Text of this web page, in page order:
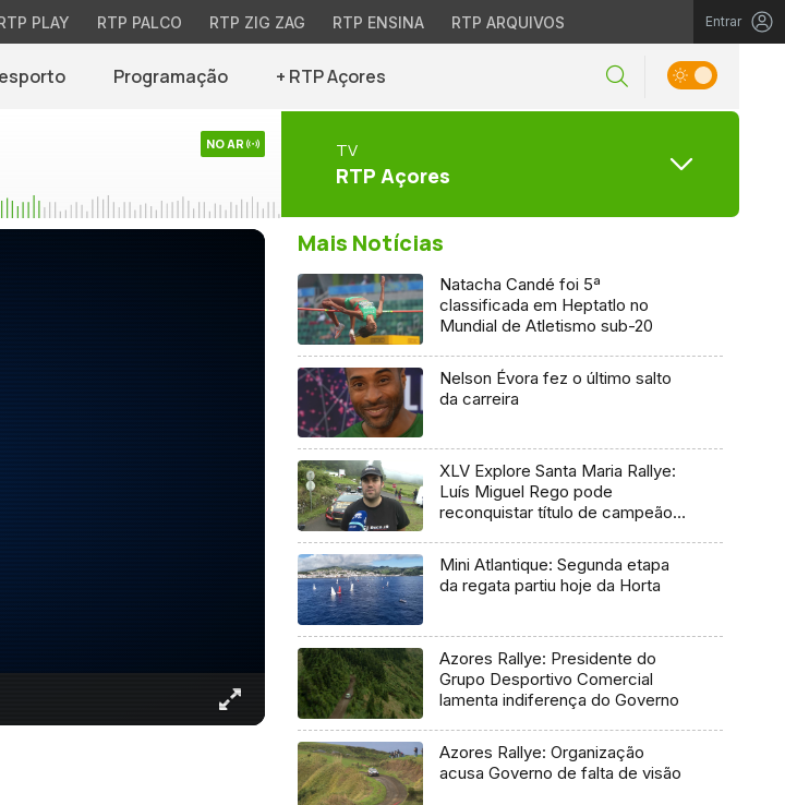
PLAY RTP PALCO RTP ZIG ZAG RTP ENSINA RTP ARQUIVOS Entrar
Programação + RTP Açores
NO AR TV
RTP Açores
Mais Notícias
Natacha Candé foi 5ª
classificada em Heptatlo no
Mundial de Atletismo sub-20
Nelson Évora fez o último salto
da carreira
XLV Explore Santa Maria Rallye:
Luís Miguel Rego pode
reconquistar título de campeão
Mini Atlantique: Segunda etapa
da regata partiu hoje da Horta
Azores Rallye: Presidente do
Grupo Desportivo Comercial
lamenta indiferença do Governo
Azores Rallye: Organização
acusa Governo de falta de visão